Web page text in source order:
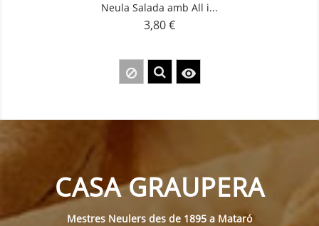
Neula Salada amb All i...
Preu
3,80 €

CASA GRAUPERA
Mestres Neulers des de 1895 a Mataró